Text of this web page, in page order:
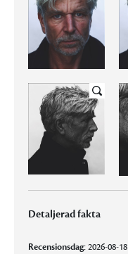
Detaljerad fakta
Recensionsdag:2026-08-18